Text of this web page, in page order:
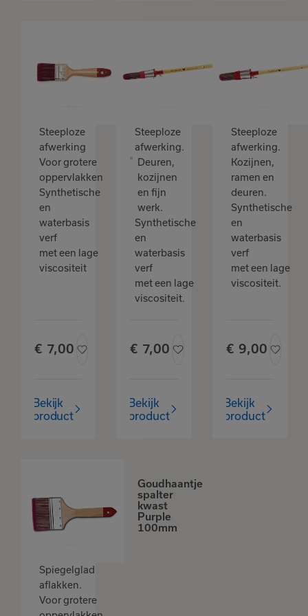
Purple 1,5"
Steeploze
afwerking
Voor grotere
oppervlakken
Synthetische
en
waterbasis
verf
met een lage
viscositeit
€ 7,00
Bekijk
product
kwast
Purple 10
Steeploze
afwerking.
Deuren,
kozijnen
en fijn
werk.
Synthetische
en
waterbasis
verf
met een lage
viscositeit.
€ 7,00
Bekijk
product
Steeploze
afwerking.
Kozijnen,
ramen en
deuren.
Synthetische
en
waterbasis
verf
met een lage
viscositeit.
€ 9,00
Bekijk
product
Goudhaantje
spalter
kwast
Purple
100mm
Spiegelglad
aflakken.
Voor grotere